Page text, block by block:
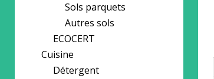
Sols parquets
Autres sols
ECOCERT
Cuisine
Détergent